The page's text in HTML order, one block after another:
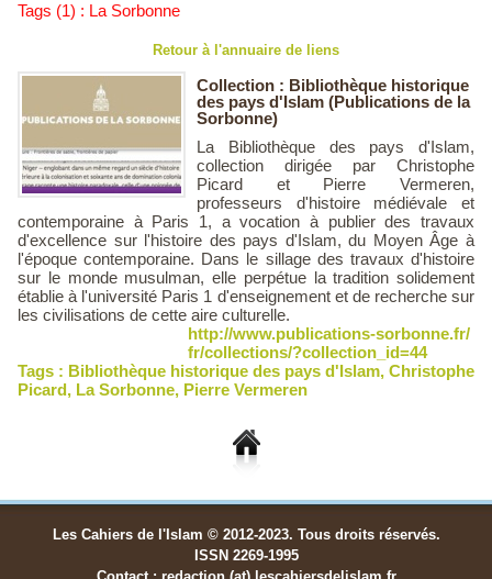
Tags (1) : La Sorbonne
Retour à l'annuaire de liens
Collection : Bibliothèque historique
des pays d'Islam (Publications de la
Sorbonne)
La Bibliothèque des pays d'Islam,
collection dirigée par Christophe
Picard et Pierre Vermeren,
professeurs d'histoire médiévale et
contemporaine à Paris 1, a vocation à publier des travaux
d'excellence sur l'histoire des pays d'Islam, du Moyen Âge à
l'époque contemporaine. Dans le sillage des travaux d'histoire
sur le monde musulman, elle perpétue la tradition solidement
établie à l'université Paris 1 d'enseignement et de recherche sur
les civilisations de cette aire culturelle.
http://www.publications-sorbonne.fr/
fr/collections/?collection_id=44
Tags : Bibliothèque historique des pays d'Islam, Christophe
Picard, La Sorbonne, Pierre Vermeren
Les Cahiers de l'Islam © 2012-2023. Tous droits réservés.
ISSN 2269-1995